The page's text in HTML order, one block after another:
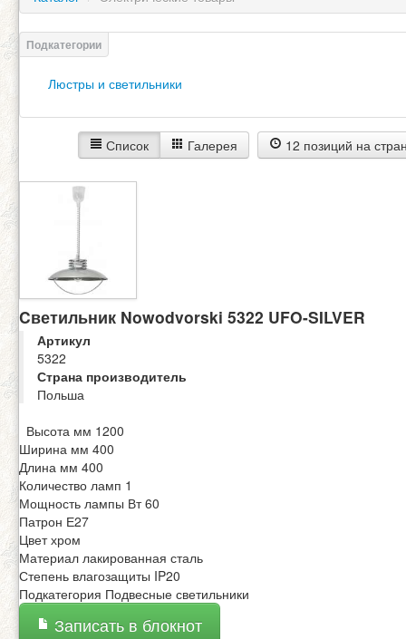
Люстры и светильники
Список Галерея 12 позиций на
Cветильник Nowodvorski 5322 UFO-SILVER
Артикул
5322
Страна производитель
Польша
Высота мм 1200
Ширина мм 400
Длина мм 400
Количество ламп 1
Мощность лампы Вт 60
Патрон Е27
Цвет хром
Материал лакированная сталь
Степень влагозащиты IP20
Подкатегория Подвесные светильники
Записать в блокнот